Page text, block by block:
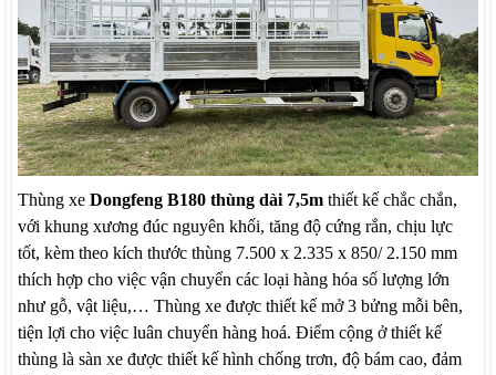
Thùng xeDongfeng B180 thùng dài 7,5m thiết kế chắc chắn,
với khung xương đúc nguyên khối, tăng độ cứng rắn, chịu lực
tốt, kèm theo kích thước thùng 7.500 x 2.335 x 850/ 2.150 mm
thích hợp cho việc vận chuyển các loại hàng hóa số lượng lớn
như gỗ, vật liệu,… Thùng xe được thiết kế mở 3 bửng mỗi bên,
tiện lợi cho việc luân chuyển hàng hoá. Điểm cộng ở thiết kế
thùng là sàn xe được thiết kế hình chống trơn, độ bám cao, đảm